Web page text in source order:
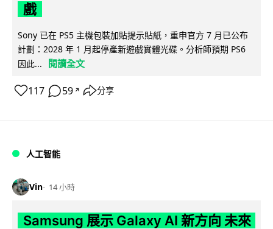
戲
Sony 已在 PS5 主機包裝加貼提示貼紙，重申官方 7 月已公布
計劃：2028 年 1 月起停產新遊戲實體光碟。分析師預期 PS6
因此...
閱讀全文
117 59 ↗ 分享
人工智能
Vin 14 小時
Samsung 展示 Galaxy AI 新方向 未來